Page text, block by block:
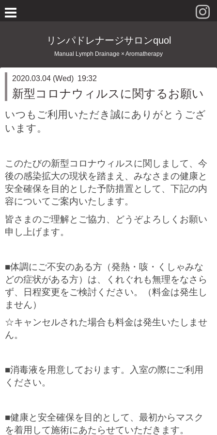
リンパドレナージサロンquol
Manual Lymph Drainage × Aromatherapy
2020.03.04 (Wed) 19:32
新型コロナウィルスに関するお願い
いつもご利用いただき誠にありがとうござ
います。
このたびの新型コロナウィルスに関しまして、今
後の感染拡大の現状を踏まえ、みなさまの健康と
安全確保を目的とした予防措置として、下記の内
容についてご案内いたします。
皆さまのご理解とご協力、どうぞよろしくお願い
申し上げます。
■体調にご不安のある方（発熱・咳・くしゃみな
どの症状がある方）は、くれぐれも無理をなさら
ず、日程変更をご検討ください。（料金は発生し
ません）
☆キャンセルされた場合も料金は発生いたしませ
ん。
■消毒液を用意しております。入室の際にご利用
ください。
■健康と安全確保を目的として、最初からマスク
を着用して施術にあたらせていただきます。